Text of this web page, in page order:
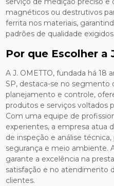
magnéticos ou destrutivos
ferrita nos materiais,
padrões de qualidade exigidos.
Por que Escolher a
A J. OMETTO, fundada há 18
SP, destaca-se no segmento
planejamento e controle,
produtos e serviços voltados
Com uma equipe de
experientes, a empresa atua
de inspeção e análise
segurança e meio ambiente.
garante a excelência na
satisfação e no atendimento
clientes.